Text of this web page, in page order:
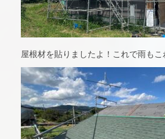
屋根材を貼りましたよ！これで雨も